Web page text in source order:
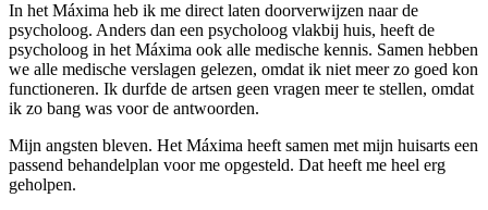
In het Máxima heb ik me direct laten doorverwijzen naar de
psycholoog. Anders dan een psycholoog vlakbij huis, heeft de
psycholoog in het Máxima ook alle medische kennis. Samen hebben
we alle medische verslagen gelezen, omdat ik niet meer zo goed kon
functioneren. Ik durfde de artsen geen vragen meer te stellen, omdat
ik zo bang was voor de antwoorden.
Mijn angsten bleven. Het Máxima heeft samen met mijn huisarts een
passend behandelplan voor me opgesteld. Dat heeft me heel erg
geholpen.